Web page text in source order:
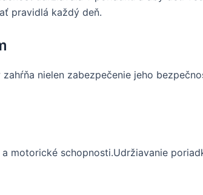
pravidlá každý deň.
nielen zabezpečenie jeho
motorické schopnosti.Udržiavanie